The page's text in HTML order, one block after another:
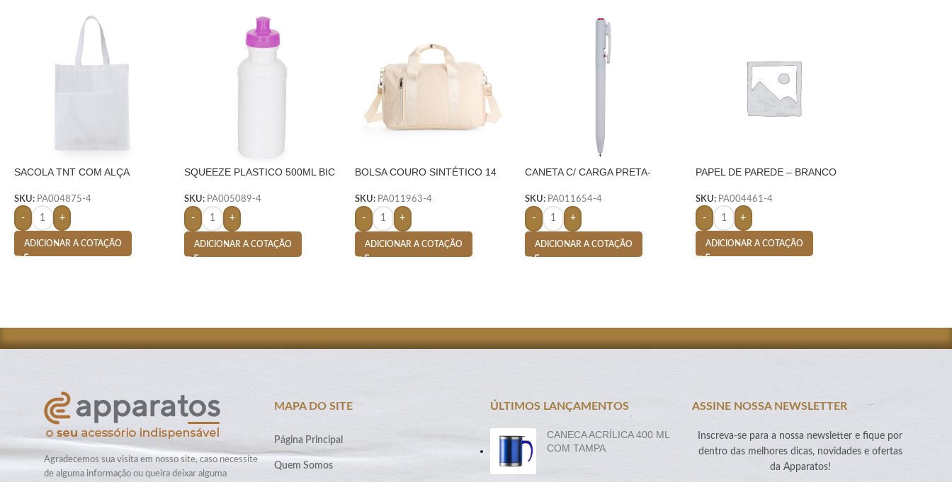
SACOLA TNT COM ALÇA
SKU: PA004875-4
- +
ADICIONAR A COTAÇÃO
SQUEEZE PLASTICO 500ML BIC
SKU: PA005089-4
- +
ADICIONAR A COTAÇÃO
BOLSA COURO SINTÉTICO 14
SKU: PA011963-4
- +
ADICIONAR A COTAÇÃO
CANETA C/ CARGA PRETA-
SKU: PA011654-4
- +
ADICIONAR A COTAÇÃO
PAPEL DE PAREDE – BRANCO
SKU: PA004461-4
- +
ADICIONAR A COTAÇÃO
Agradecemos sua visita em nosso site, caso necessite
de alguma informação ou queira deixar alguma
MAPA DO SITE
Página Principal
Quem Somos
ÚLTIMOS LANÇAMENTOS
CANECA ACRÍLICA 400 ML
COM TAMPA
ASSINE NOSSA NEWSLETTER
Inscreva-se para a nossa newsletter e fique por
dentro das melhores dicas, novidades e ofertas
da Apparatos!